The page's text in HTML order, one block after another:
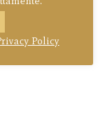
Policy